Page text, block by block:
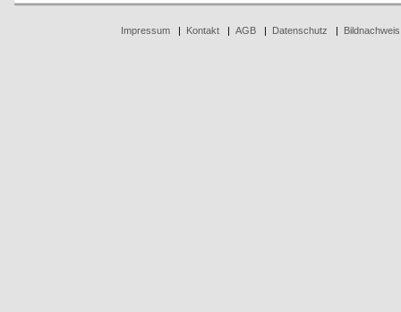
Impressum| Kontakt| AGB| Datenschutz Bildnachweis